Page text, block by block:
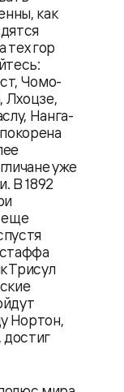
как
тех гор
Чомо-
Лхоцзе,
Нанга-
уже
В 1892
еще
Трисул
Нортон,